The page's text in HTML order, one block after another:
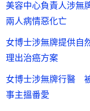
美容中心負責人涉
兩人病情惡化亡
女博士涉無牌提供
理出治癌方案
女博士涉無牌行醫
事主搵番愛